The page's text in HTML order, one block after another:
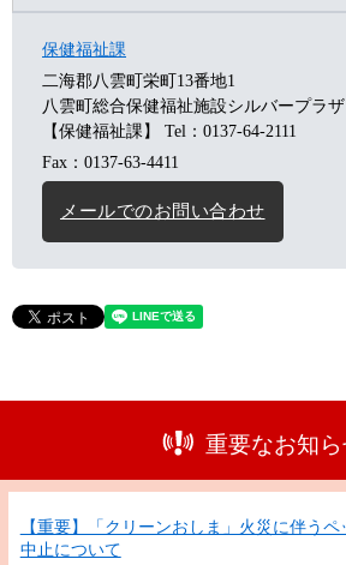
保健福祉課
二海郡八雲町栄町13番地1
八雲町総合保健福祉施設シルバープラザ
【保健福祉課】
Tel：0137-64-2111
Fax：0137-63-4411
メールでのお問い合わせ
重要なお知
【重要】「クリーンおしま」火災に伴う
中止について